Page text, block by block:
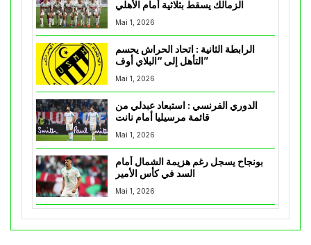
Mai 1, 2026
الرابطة الثانية : اتحاد الحراش يحسم
التأهل إلى “البلاي أوف”
Mai 1, 2026
الدوري الفرنسي : استبعاد عبدلي من
قائمة مرسيليا أمام نانت
Mai 1, 2026
بونجاح يسجل رغم هزيمة الشمال أمام
السد في كأس الأمير
Mai 1, 2026